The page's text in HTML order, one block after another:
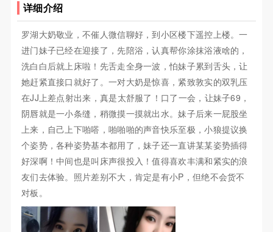
详细介绍
罗湖大奶敬业，不催人微信聊好，到小区楼下遥控上楼。一
进门妹子已经在迎接了，先陪浴，认真帮你涂抹浴液啥的，
洗白白后就上床啦！先舌走全身一波，怕妹子累到舌头，让
她赶紧直接口就好了。一对大奶是惊喜，紧致敦实的双乳压
在JJ上差点射出来，真是太舒服了！口了一会，让妹子69，
阴唇就是一小条缝，稍微摸一摸就出水。妹子后来一屁股坐
上来，自己上下啪嗒，啪啪啪的声音快乐至极，小狼提议换
个姿势，各种姿势基本都用了，妹子还一直讲某某姿势插得
好深啊！中间也是叫床声很投入！值得喜欢丰满和紧实的浪
友们去体验。照片差别不大，肯定是有小P，但绝不会货不
对板。